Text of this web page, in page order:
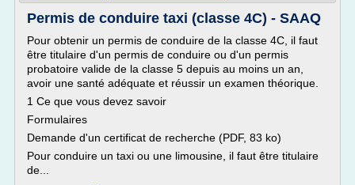
Permis de conduire taxi (classe 4C) - SAAQ
Pour obtenir un permis de conduire de la classe 4C, il faut
être titulaire d'un permis de conduire ou d'un permis
probatoire valide de la classe 5 depuis au moins un an,
avoir une santé adéquate et réussir un examen théorique.
1 Ce que vous devez savoir
Formulaires
Demande d'un certificat de recherche (PDF, 83 ko)
Pour conduire un taxi ou une limousine, il faut être titulaire
de...